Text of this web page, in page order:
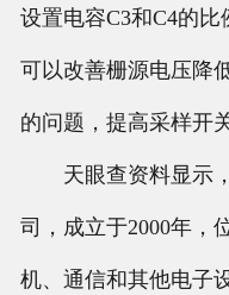
设置电容C3和C4的
可以改善栅源电压降
的问题，提高采样开
天眼查资料显示，
司，成立于2000年，
机、通信和其他电子